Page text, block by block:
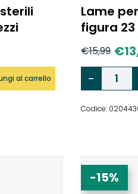
al carrello
Lame
figura 23
€15,99 €
Codice:
-15%